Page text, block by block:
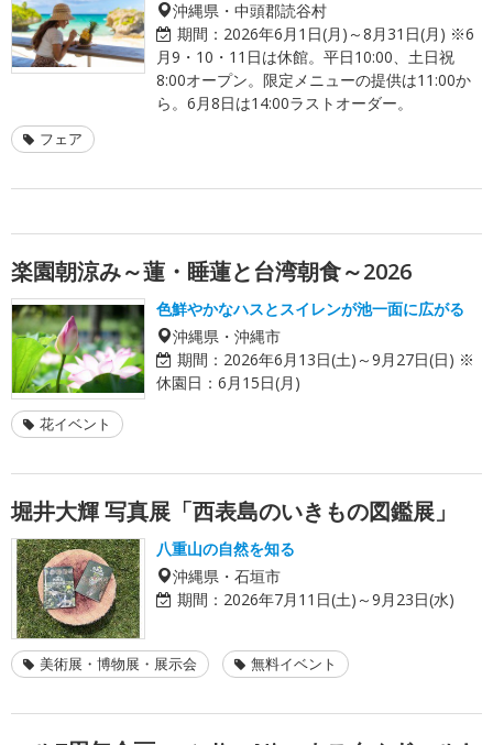
沖縄県・中頭郡読谷村
期間： 2026年6月1日(月)～8月31日(月) ※6
月9・10・11日は休館。平日10:00、土日祝
8:00オープン。限定メニューの提供は11:00か
ら。6月8日は14:00ラストオーダー。
フェア
楽園朝涼み～蓮・睡蓮と台湾朝食～2026
色鮮やかなハスとスイレンが池一面に広がる
沖縄県・沖縄市
期間： 2026年6月13日(土)～9月27日(日) ※
休園日：6月15日(月)
花イベント
堀井大輝 写真展「西表島のいきもの図鑑展」
八重山の自然を知る
沖縄県・石垣市
期間： 2026年7月11日(土)～9月23日(水)
美術展・博物展・展示会 無料イベント